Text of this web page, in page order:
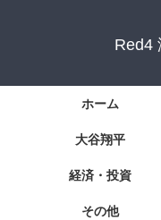
Red4
ホーム
大谷翔平
経済・投資
その他